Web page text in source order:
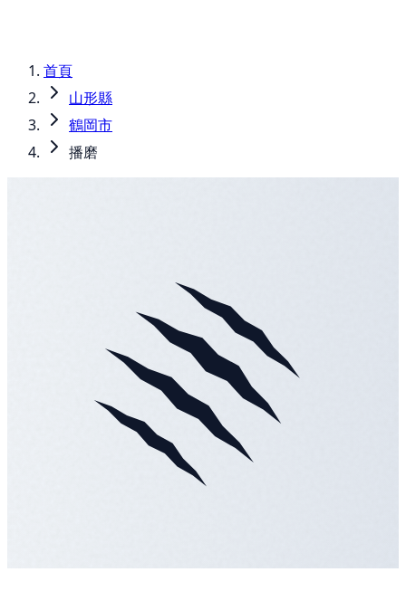
首頁
山形縣
鶴岡市
播磨